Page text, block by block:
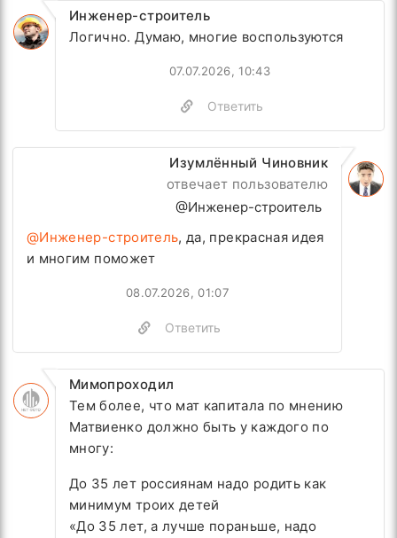
Инженер-строитель
Логично. Думаю, многие воспользуются
07.07.2026, 10:43
Ответить
Изумлённый Чиновник
отвечает пользователю
@Инженер-строитель
@Инженер-строитель, да, прекрасная идея
и многим поможет
Ответить
08.07.2026, 01:07
Мимопроходил
Тем более, что мат капитала по мнению
Матвиенко должно быть у каждого по
многу:
До 35 лет россиянам надо родить как
минимум троих детей
«До 35 лет, а лучше пораньше, надо